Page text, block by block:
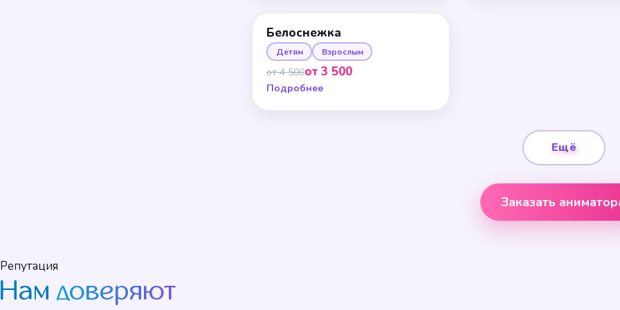
Белоснежка
Детям Взрослым
от 4 500от 3 500
Подробнее
Ещё
Заказать
Репутация
Нам доверяют